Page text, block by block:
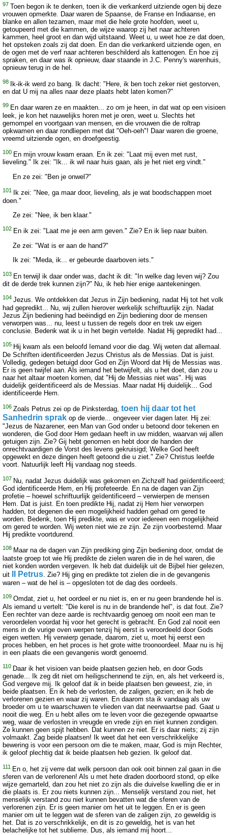
97 Toen begon ik te denken, toen ik die verkankerd uitziende ogen bij deze
vrouwen opmerkte. Daar waren de Spaanse, de Franse en Indiaanse, en
blanke en allen tezamen, maar met die hele grote hoofden, weet u,
getoupeerd met die kammen, de wijze waarop zij het naar achteren
kammen, heel groot en dan wijd uitstaand. Weet u, u weet hoe ze dat doen,
het opsteken zoals zij dat doen. En dan die verkankerd uitziende ogen, en
de ogen met de verf naar achteren beschilderd als kattenogen. En hoe zij
spraken, en daar was ik opnieuw, daar staande in J.C. Penny's warenhuis,
opnieuw terug in de hel.
98
Ik-ik-ik werd zo bang. Ik dacht: "Here, ik ben toch zeker niet gestorven,
en dat U mij na alles naar deze plaats hebt laten komen?"
99 En daar waren ze en maakten... zo om je heen, in dat wat op een visioen
leek, je kon het nauwelijks horen met je oren, weet u. Slechts het
gemompel en voortgaan van mensen, en die vrouwen die de roltrap
opkwamen en daar rondliepen met dat "Oeh-oeh"! Daar waren die groene,
vreemd uitziende ogen, en droefgeestig.
100 En mijn vrouw kwam eraan. En ik zei: "Laat mij even met rust,
lieveling." Ik zei: "Ik... ik wil naar huis gaan, als je het niet erg vindt."
En ze zei: "Ben je onwel?"
101
Ik zei: "Nee, ga maar door, lieveling, als je wat boodschappen moet
doen."
Ze zei: "Nee, ik ben klaar."
102 En ik zei: "Laat me je een arm geven." Zie? En ik liep naar buiten.
Ze zei: "Wat is er aan de hand?"
Ik zei: "Meda, ik... er gebeurde daarboven iets."
103 En terwijl ik daar onder was, dacht ik dit: "In welke dag leven wij? Zou
dit de derde trek kunnen zijn?" Nu, ik heb hier enige aantekeningen.
104 Jezus. We ontdekken dat Jezus in Zijn bediening, nadat Hij tot het volk
had gepredikt... Nu, wij zullen hierover werkelijk schriftuurlijk zijn. Nadat
Jezus Zijn bediening had beëindigd en Zijn bediening door de mensen
verworpen was... nu, leest u tussen de regels door en trek uw eigen
conclusie. Bedenk wat ik u in het begin vertelde. Nadat Hij gepredikt had...
105 Hij kwam als een beloofd Iemand voor die dag. Wij weten dat allemaal.
De Schriften identificeerden Jezus Christus als de Messias. Dat is juist.
Volledig, gedegen betuigd door God en Zijn Woord dat Hij de Messias was.
Er is geen twijfel aan. Als iemand het betwijfelt, als u het doet, dan zou u
naar het altaar moeten komen, dat "Hij de Messias niet was". Hij was
duidelijk geïdentificeerd als de Messias. Maar nadat Hij duidelijk... God
identificeerde Hem.
106 Zoals Petrus zei op de Pinksterdag, toen hij daar tot het
Sanhedrin sprak op de vierde... ongeveer vier dagen later. Hij zei:
"Jezus de Nazarener, een Man van God onder u betoond door tekenen en
wonderen, die God door Hem gedaan heeft in uw midden, waarvan wij allen
getuigen zijn. Zie? Gij hebt genomen en hebt door de handen der
onrechtvaardigen de Vorst des levens gekruisigd; Welke God heeft
opgewekt en deze dingen heeft getoond die u ziet." Zie? Christus leefde
voort. Natuurlijk leeft Hij vandaag nog steeds.
107 Nu, nadat Jezus duidelijk was gekomen en Zichzelf had geïdentificeerd;
God identificeerde Hem, en Hij profeteerde. En na de dagen van Zijn
profetie – hoewel schriftuurlijk geïdentificeerd – verwierpen de mensen
Hem. Dat is juist. En toen predikte Hij, nadat zij Hem hier verworpen
hadden, tot degenen die een mogelijkheid hadden gehad om gered te
worden. Bedenk, toen Hij predikte, was er voor iedereen een mogelijkheid
om gered te worden. Wij weten niet wie ze zijn. Ze zijn voorbestemd. Maar
Hij predikte voortdurend.
108 Maar na de dagen van Zijn prediking ging Zijn bediening door, omdat de
laatste groep tot wie Hij predikte de zielen waren die in de hel waren, die
niet konden worden vergeven. Ik heb dat duidelijk uit de Bijbel hier gelezen,
uit
II Petrus . Zie? Hij ging en predikte tot zielen die in de gevangenis
waren – wat de hel is – opgesloten tot de dag des oordeels.
109 Omdat, ziet u, het oordeel er nu niet is, en er nu geen brandende hel is.
Als iemand u vertelt: "Die kerel is nu in de brandende hel", is dat fout. Zie?
Een rechter van deze aarde is rechtvaardig genoeg om nooit een man te
veroordelen voordat hij voor het gerecht is gebracht. En God zal nooit een
mens in de vurige oven werpen tenzij hij eerst is veroordeeld door Gods
eigen wetten. Hij verwierp genade, daarom, ziet u, moet hij eerst een
proces hebben, en het proces is het grote witte troonoordeel. Maar nu is hij
in een plaats die een gevangenis wordt genoemd.
110 Daar ik het visioen van beide plaatsen gezien heb, en door Gods
genade... Ik zeg dit niet om heiligschennend te zijn, en, als het verkeerd is,
God vergeve mij. Ik geloof dat ik in beide plaatsen ben geweest, zie, in
beide plaatsen. En ik heb de verlosten, de zaligen, gezien; en ik heb de
verlorenen gezien en waar zij waren. En daarom sta ik vandaag als uw
broeder om u te waarschuwen te vlieden van dat neerwaartse pad. Gaat u
nooit die weg. En u hebt alles om te leven voor die gezegende opwaartse
weg, waar de verlosten in vreugde en vrede zijn en niet kunnen zondigen.
Ze kunnen geen spijt hebben. Dat kunnen ze niet. Er is daar niets; zij zijn
volmaakt. Zag beide plaatsen! Ik weet dat het een verschrikkelijke
bewering is voor een persoon om die te maken, maar, God is mijn Rechter,
ik geloof plechtig dat ik beide plaatsen heb gezien. Ik geloof dat.
111 En o, het zij verre dat welk persoon dan ook ooit binnen zal gaan in die
sferen van de verlorenen! Als u met hete draden doorboord stond, op elke
wijze gemarteld, dan zou het niet zo zijn als die duivelse kwelling die er in
die plaats is. Er zou niets kunnen zijn... Menselijk verstand zou niet, het
menselijk verstand zou niet kunnen bevatten wat die sferen van de
verlorenen zijn. Er is geen manier om het uit te leggen. En er is geen
manier om uit te leggen wat de sferen van de zaligen zijn, zo geweldig is
het. Dat is zo verschrikkelijk, en dit is zo geweldig, het is van het
belachelijke tot het sublieme. Dus, als iemand mij hoort...